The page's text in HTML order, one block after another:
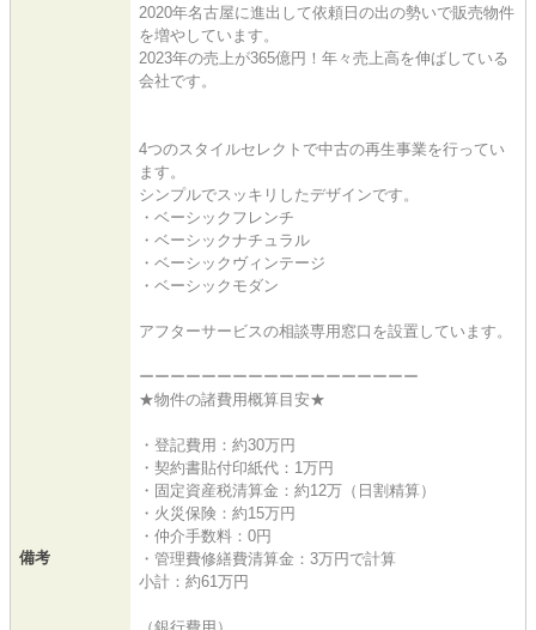
備考
2020年名古屋に進出して依頼日の出の勢いで販売物件
を増やしています。
2023年の売上が365億円！年々売上高を伸ばしている
会社です。
4つのスタイルセレクトで中古の再生事業を行ってい
ます。
シンプルでスッキリしたデザインです。
・ベーシックフレンチ
・ベーシックナチュラル
・ベーシックヴィンテージ
・ベーシックモダン
アフターサービスの相談専用窓口を設置しています。
ーーーーーーーーーーーーーーーーーー
★物件の諸費用概算目安★
・登記費用：約30万円
・契約書貼付印紙代：1万円
・固定資産税清算金：約12万（日割精算）
・火災保険：約15万円
・仲介手数料：0円
・管理費修繕費清算金：3万円で計算
小計：約61万円